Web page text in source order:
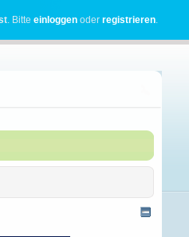
. Bitteeinloggen oderregistrieren.